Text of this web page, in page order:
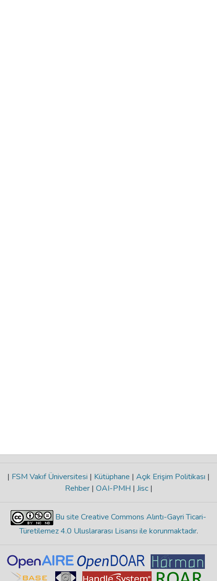
| FSM Vakıf Üniversitesi | Kütüphane | Açık Erişim Politikası |
Rehber | OAI-PMH | Jisc |
Bu site Creative Commons Alıntı-Gayri Ticari-
Türetilemez 4.0 Uluslararası Lisansı ile korunmaktadır.